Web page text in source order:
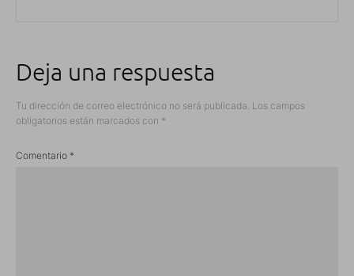
Deja una respuesta
Tu dirección de correo electrónico no será publicada. Los campos
obligatorios están marcados con *
Comentario *